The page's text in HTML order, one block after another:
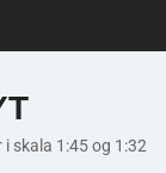
skala 1:45 og 1:32